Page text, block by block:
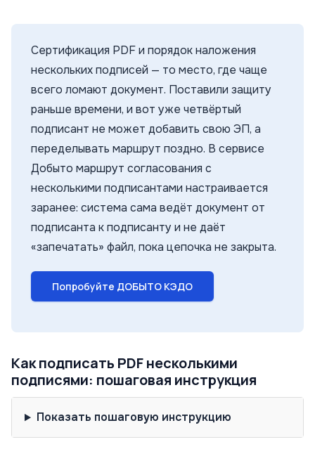
Сертификация PDF и порядок наложения
нескольких подписей — то место, где чаще
всего ломают документ. Поставили защиту
раньше времени, и вот уже четвёртый
подписант не может добавить свою ЭП, а
переделывать маршрут поздно. В сервисе
Добыто маршрут согласования с
несколькими подписантами настраивается
заранее: система сама ведёт документ от
подписанта к подписанту и не даёт
«запечатать» файл, пока цепочка не закрыта.
Попробуйте ДОБЫТО КЭДО
Как подписать PDF несколькими
подписями: пошаговая инструкция
Показать пошаговую инструкцию